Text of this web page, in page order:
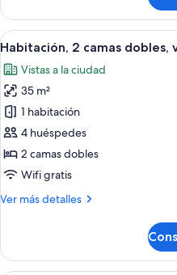
2
camas
dobles,
Abrir
todas
las
fotos
de
Habitación,
2
camas
dobles,
vistas
ciudad
11
Habitación, 2 camas dobles,
Vistas a la ciudad
35 m²
1 habitación
4 huéspedes
2 camas dobles
Wifi gratis
Ver más detalles
Más
2
camas